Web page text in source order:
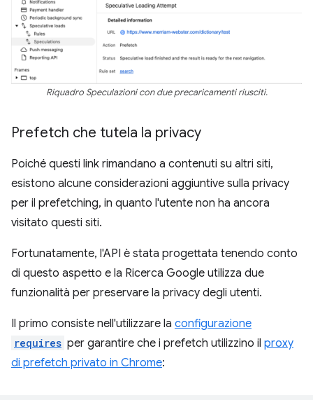
Riquadro Speculazioni con due precaricamenti riusciti.
Prefetch che tutela la privacy
Poiché questi link rimandano a contenuti su altri siti,
esistono alcune considerazioni aggiuntive sulla privacy
per il prefetching, in quanto l'utente non ha ancora
visitato questi siti.
Fortunatamente, l'API è stata progettata tenendo conto
di questo aspetto e la Ricerca Google utilizza due
funzionalità per preservare la privacy degli utenti.
Il primo consiste nell'utilizzare la configurazione
requires per garantire che i prefetch utilizzino il proxy
di prefetch privato in Chrome: